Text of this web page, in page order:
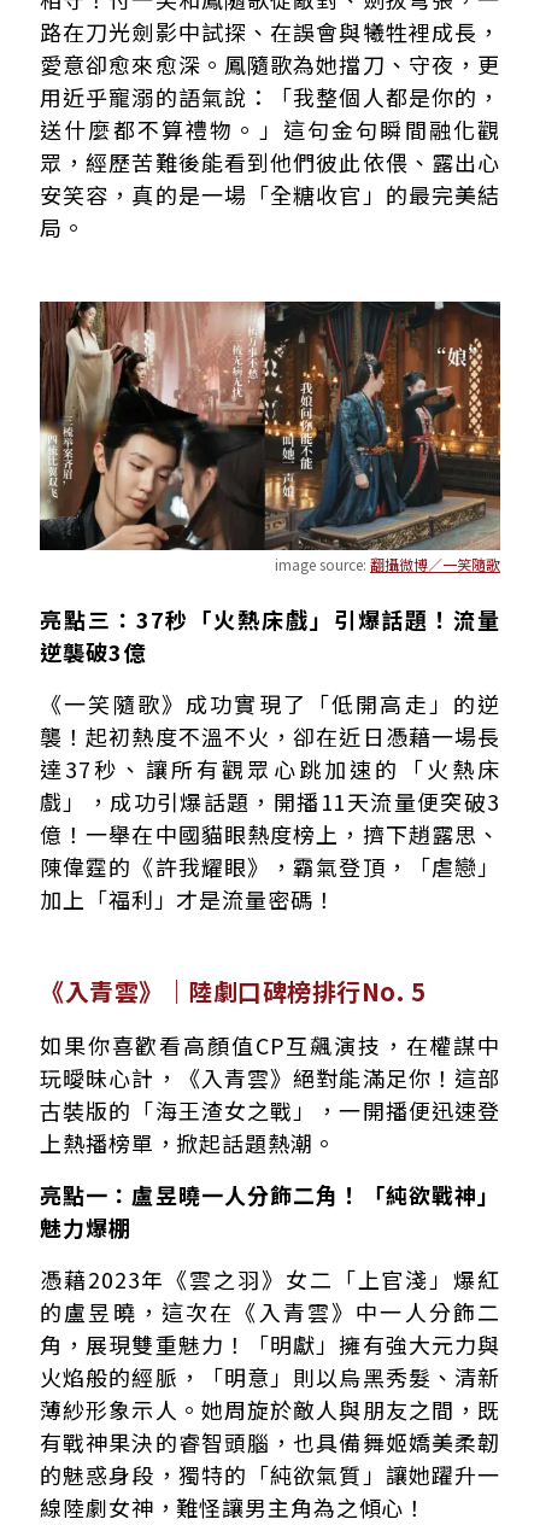
路在刀光劍影中試探、在誤會與犧牲裡成長，
愛意卻愈來愈深。鳳隨歌為她擋刀、守夜，更
用近乎寵溺的語氣說：「我整個人都是你的，
送什麼都不算禮物。」這句金句瞬間融化觀
眾，經歷苦難後能看到他們彼此依偎、露出心
安笑容，真的是一場「全糖收官」的最完美結
局。
image source: 翻攝微博／一笑隨歌
亮點三：37秒「火熱床戲」引爆話題！流量
逆襲破3億
《一笑隨歌》成功實現了「低開高走」的逆
襲！起初熱度不溫不火，卻在近日憑藉一場長
達37秒、讓所有觀眾心跳加速的「火熱床
戲」，成功引爆話題，開播11天流量便突破3
億！一舉在中國貓眼熱度榜上，擠下趙露思、
陳偉霆的《許我耀眼》，霸氣登頂，「虐戀」
加上「福利」才是流量密碼！
《入青雲》｜陸劇口碑榜排行No. 5
如果你喜歡看高顏值CP互飆演技，在權謀中
玩曖昧心計，《入青雲》絕對能滿足你！這部
古裝版的「海王渣女之戰」，一開播便迅速登
上熱播榜單，掀起話題熱潮。
亮點一：盧昱曉一人分飾二角！「純欲戰神」
魅力爆棚
憑藉2023年《雲之羽》女二「上官淺」爆紅
的盧昱曉，這次在《入青雲》中一人分飾二
角，展現雙重魅力！「明獻」擁有強大元力與
火焰般的經脈，「明意」則以烏黑秀髮、清新
薄紗形象示人。她周旋於敵人與朋友之間，既
有戰神果決的睿智頭腦，也具備舞姬嬌美柔韌
的魅惑身段，獨特的「純欲氣質」讓她躍升一
線陸劇女神，難怪讓男主角為之傾心！